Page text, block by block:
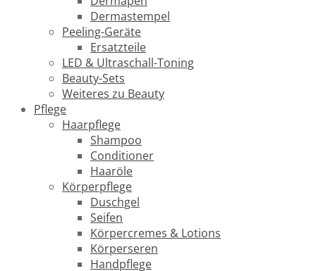
Dermastempel
Peeling-Geräte
Ersatzteile
LED & Ultraschall-Toning
Beauty-Sets
Weiteres zu Beauty
Pflege
Haarpflege
Shampoo
Conditioner
Haaröle
Körperpflege
Duschgel
Seifen
Körpercremes & Lotions
Körperseren
Handpflege